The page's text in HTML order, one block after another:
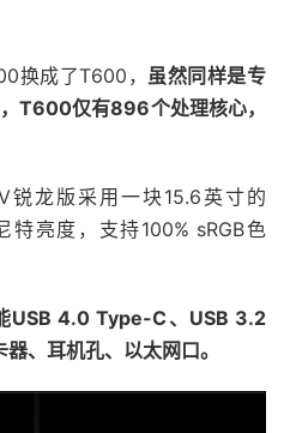
换成了T600， 虽然同样是专
T600仅有896个处理核心，
锐龙版采用一块15.6英寸的
亮度，支持100% sRGB色
USB 4.0 Type-C、USB 3.2
、耳机孔、以太网口。